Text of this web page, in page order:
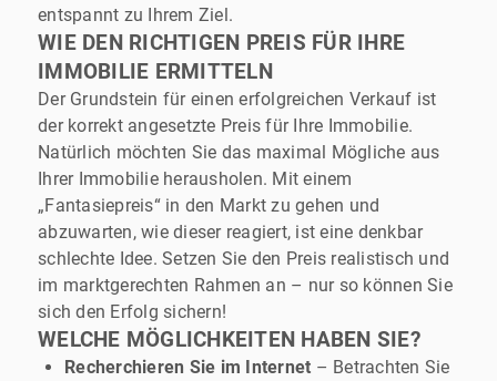
entspannt zu Ihrem Ziel.
WIE DEN RICHTIGEN PREIS FÜR IHRE
IMMOBILIE ERMITTELN
Der Grundstein für einen erfolgreichen Verkauf ist
der korrekt angesetzte Preis für Ihre Immobilie.
Natürlich möchten Sie das maximal Mögliche aus
Ihrer Immobilie herausholen. Mit einem
„Fantasiepreis“ in den Markt zu gehen und
abzuwarten, wie dieser reagiert, ist eine denkbar
schlechte Idee. Setzen Sie den Preis realistisch und
im marktgerechten Rahmen an – nur so können Sie
sich den Erfolg sichern!
WELCHE MÖGLICHKEITEN HABEN SIE?
Recherchieren Sie im Internet – Betrachten Sie